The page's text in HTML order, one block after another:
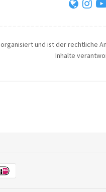
organisiert und ist der rechtliche
Inhalte